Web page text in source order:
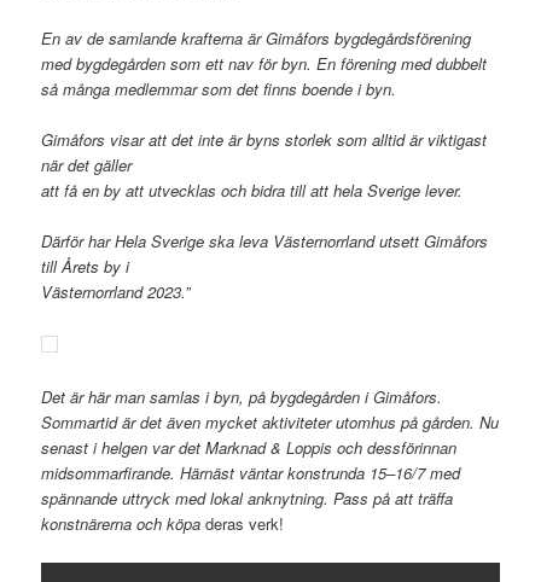
En av de samlande krafterna är Gimåfors bygdegårdsförening
medbygdegården som ett nav för byn. En förening med dubbelt
så mångamedlemmar som det finns boende i byn.
Gimåfors visar att det inte är byns storlek som alltid är viktigast
när det gäller
att få en by att utvecklas och bidra till att hela Sverige lever.
Därför har Hela Sverige ska leva Västernorrland utsett Gimåfors
till Årets by i
Västernorrland 2023.”
Det är här man samlas i byn, på bygdegården i Gimåfors.
Sommartid är det även mycket aktiviteter utomhus på gården. Nu
senast i helgen var det Marknad & Loppis och dessförinnan
midsommarfirande. Härnäst väntar konstrunda 15–16/7 med
spännande uttryck med lokal anknytning. Pass på att träffa
konstnärerna och köpaderas verk!